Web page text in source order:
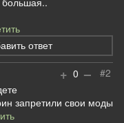
ответ
#2
+ 0 –
запретили свои моды